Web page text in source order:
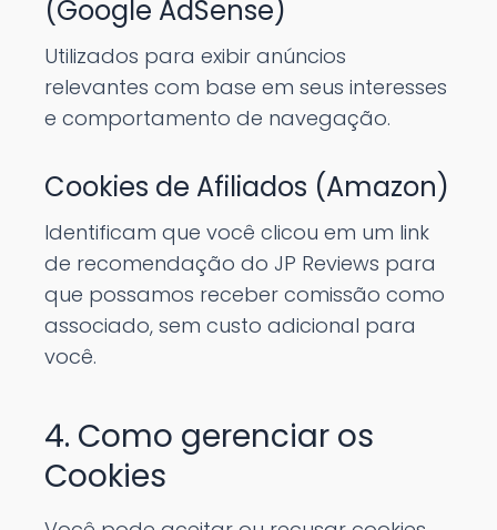
(Google AdSense)
Utilizados para exibir anúncios
relevantes com base em seus interesses
e comportamento de navegação.
Cookies de Afiliados (Amazon)
Identificam que você clicou em um link
de recomendação do JP Reviews para
que possamos receber comissão como
associado, sem custo adicional para
você.
4. Como gerenciar os
Cookies